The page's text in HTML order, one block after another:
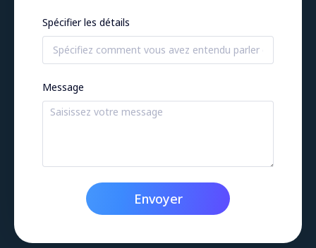
Spécifier les détails
Message
Envoyer